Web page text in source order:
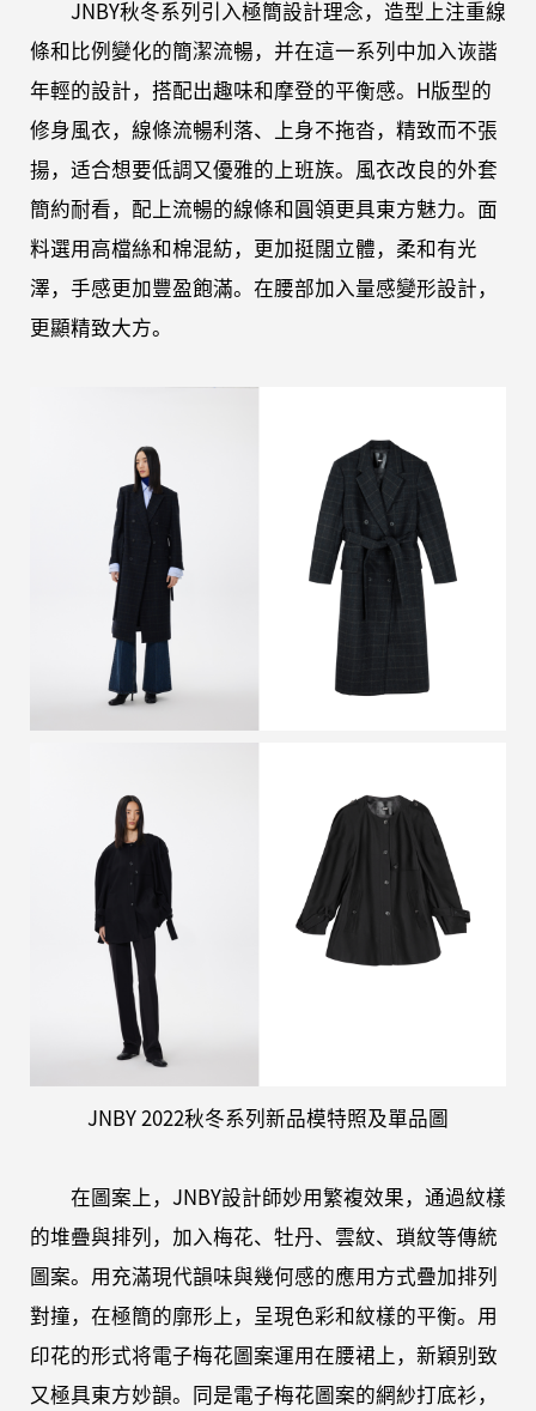
JNBY秋冬系列引入極簡設計理念，造型上注重線
條和比例變化的簡潔流暢，并在這一系列中加入诙諧
年輕的設計，搭配出趣味和摩登的平衡感。H版型的
修身風衣，線條流暢利落、上身不拖沓，精致而不張
揚，适合想要低調又優雅的上班族。風衣改良的外套
簡約耐看，配上流暢的線條和圓領更具東方魅力。面
料選用高檔絲和棉混紡，更加挺闊立體，柔和有光
澤，手感更加豐盈飽滿。在腰部加入量感變形設計，
更顯精致大方。
JNBY 2022秋冬系列新品模特照及單品圖
在圖案上，JNBY設計師妙用繁複效果，通過紋樣
的堆疊與排列，加入梅花、牡丹、雲紋、瑣紋等傳統
圖案。用充滿現代韻味與幾何感的應用方式疊加排列
對撞，在極簡的廓形上，呈現色彩和紋樣的平衡。用
印花的形式将電子梅花圖案運用在腰裙上，新穎别致
又極具東方妙韻。同是電子梅花圖案的網紗打底衫，